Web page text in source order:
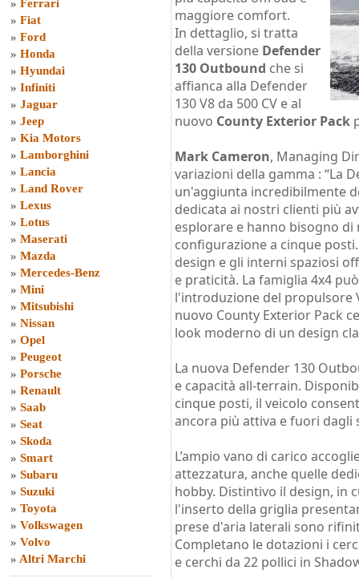
» Ferrari
» Fiat
» Ford
» Honda
» Hyundai
» Infiniti
» Jaguar
» Jeep
» Kia Motors
» Lamborghini
» Lancia
» Land Rover
» Lexus
» Lotus
» Maserati
» Mazda
» Mercedes-Benz
» Mini
» Mitsubishi
» Nissan
» Opel
» Peugeot
» Porsche
» Renault
» Saab
» Seat
» Skoda
» Smart
» Subaru
» Suzuki
» Toyota
» Volkswagen
» Volvo
» Altri Marchi
maggiore comfort.
In dettaglio, si tratta
della versione Defender
130 Outbound che si
affianca alla Defender
130 V8 da 500 CV e al
nuovo County Exterior Pack
Mark Cameron, Managing
variazioni della gamma : “La
un'aggiunta incredibilmente
dedicata ai nostri clienti più
esplorare e hanno bisogno
configurazione a cinque
design e gli interni spaziosi
e praticità. La famiglia 4x4
l'introduzione del propulsore
nuovo County Exterior Pack
look moderno di un design
La nuova Defender 130
e capacità all-terrain.
cinque posti, il veicolo
ancora più attiva e fuori dagli
L’ampio vano di carico
attezzatura, anche quelle
hobby. Distintivo il design, in
l'inserto della griglia
prese d'aria laterali sono
Completano le dotazioni i
e cerchi da 22 pollici in